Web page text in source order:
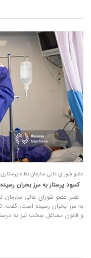
عضو شورای عالی سازمان نظام پرستاری:
کمبود پرستار به مرز بحران
نصر: عضو شورای عالی سازمان
به مرز بحران رسیده است، گفت:
و قانون مشاغل سخت نیز به